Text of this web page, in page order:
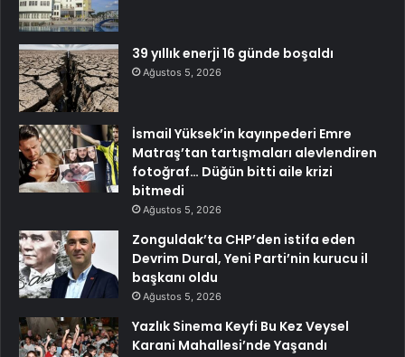
39 yıllık enerji 16 günde boşaldı
Ağustos 5, 2026
İsmail Yüksek’in kayınpederi Emre
Matraş’tan tartışmaları alevlendiren
fotoğraf… Düğün bitti aile krizi
bitmedi
Ağustos 5, 2026
Zonguldak’ta CHP’den istifa eden
Devrim Dural, Yeni Parti’nin kurucu il
başkanı oldu
Ağustos 5, 2026
Yazlık Sinema Keyfi Bu Kez Veysel
Karani Mahallesi’nde Yaşandı